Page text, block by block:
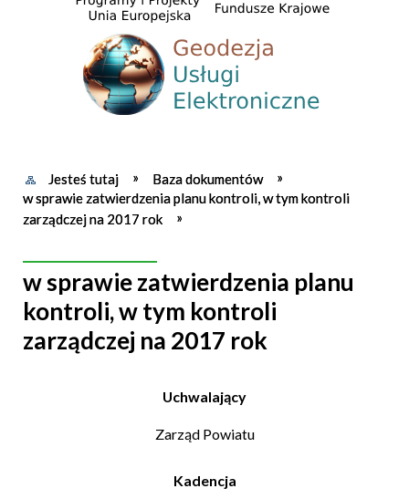
Jesteś tutaj
Baza dokumentów
w sprawie zatwierdzenia planu kontroli, w tym kontroli
zarządczej na 2017 rok
w sprawie zatwierdzenia planu
kontroli, w tym kontroli
zarządczej na 2017 rok
Uchwalający
Zarząd Powiatu
Kadencja